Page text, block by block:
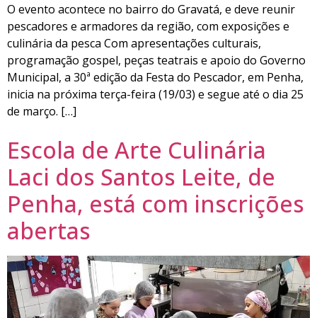
O evento acontece no bairro do Gravatá, e deve reunir
pescadores e armadores da região, com exposições e
culinária da pesca Com apresentações culturais,
programação gospel, peças teatrais e apoio do Governo
Municipal, a 30ª edição da Festa do Pescador, em Penha,
inicia na próxima terça-feira (19/03) e segue até o dia 25
de março. […]
Escola de Arte Culinária
Laci dos Santos Leite, de
Penha, está com inscrições
abertas